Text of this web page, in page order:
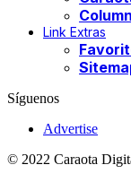
Link Extras
Síguenos
Advertise
© 2022 Caraota